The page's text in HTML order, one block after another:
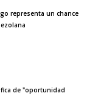
representa un chance
de "oportunidad